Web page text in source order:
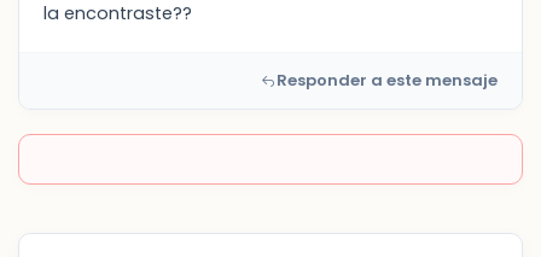
la encontraste??
Responder a este mensaje